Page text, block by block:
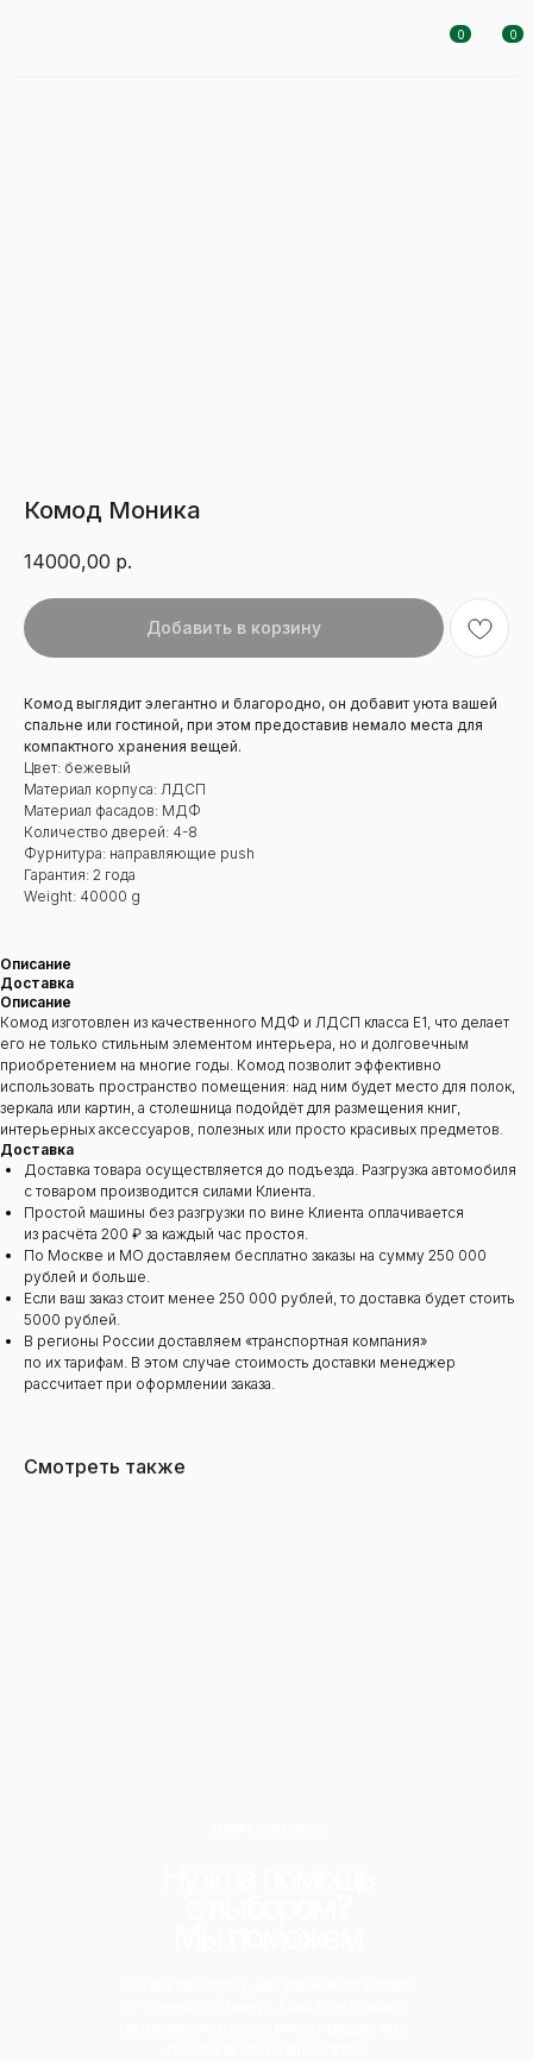
0
0
Комод Моника
14000,00 р.
Добавить в корзину
Комод выглядит элегантно и благородно, он добавит уюта вашей
спальне или гостиной, при этом предоставив немало места для
компактного хранения вещей.
Цвет: бежевый
Материал корпуса: ЛДСП
Материал фасадов: МДФ
Количество дверей: 4-8
Фурнитура: направляющие push
Гарантия: 2 года
Weight: 40000 g
Описание
Доставка
Описание
Комод изготовлен из качественного МДФ и ЛДСП класса Е1, что делает
его не только стильным элементом интерьера, но и долговечным
приобретением на многие годы. Комод позволит эффективно
использовать пространство помещения: над ним будет место для полок,
зеркала или картин, а столешница подойдёт для размещения книг,
интерьерных аксессуаров, полезных или просто красивых предметов.
Доставка
Доставка товара осуществляется до подъезда. Разгрузка автомобиля
с товаром производится силами Клиента.
Простой машины без разгрузки по вине Клиента оплачивается
из расчёта 200 ₽ за каждый час простоя.
По Москве и МО доставляем бесплатно заказы на сумму 250 000
рублей и больше.
Если ваш заказ стоит менее 250 000 рублей, то доставка будет стоить
5000 рублей.
В регионы России доставляем «транспортная компания»
по их тарифам. В этом случае стоимость доставки менеджер
рассчитает при оформлении заказа.
Смотреть также